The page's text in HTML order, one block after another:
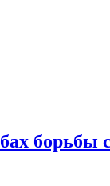
борьбы